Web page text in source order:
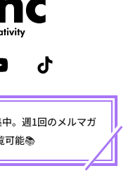
中。週1回のメルマガ
可能📚